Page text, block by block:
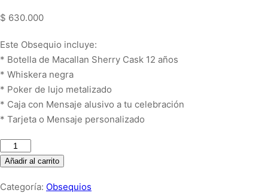
$ 630.000
Este Obsequio incluye:
* Botella de Macallan Sherry Cask 12 años
* Whiskera negra
* Poker de lujo metalizado
* Caja con Mensaje alusivo a tu celebración
* Tarjeta o Mensaje personalizado
Macallan
12
Sherry
Añadir al carrito
Categoría: Obsequios